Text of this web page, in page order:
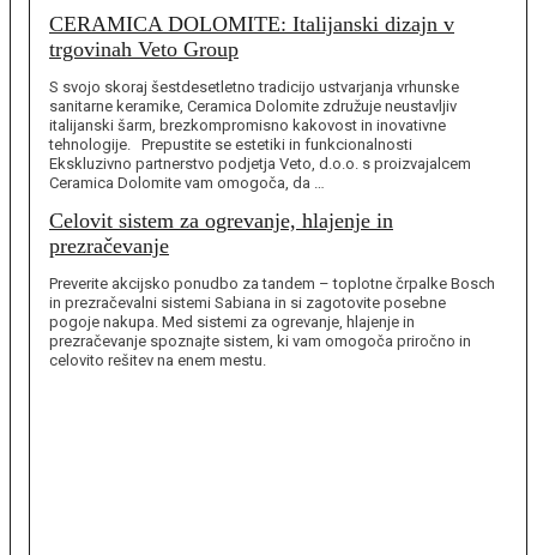
CERAMICA DOLOMITE: Italijanski dizajn v
trgovinah Veto Group
S svojo skoraj šestdesetletno tradicijo ustvarjanja vrhunske
sanitarne keramike, Ceramica Dolomite združuje neustavljiv
italijanski šarm, brezkompromisno kakovost in inovativne
tehnologije. Prepustite se estetiki in funkcionalnosti
Ekskluzivno partnerstvo podjetja Veto, d.o.o. s proizvajalcem
Ceramica Dolomite vam omogoča, da …
Celovit sistem za ogrevanje, hlajenje in
prezračevanje
Preverite akcijsko ponudbo za tandem – toplotne črpalke Bosch
in prezračevalni sistemi Sabiana in si zagotovite posebne
pogoje nakupa. Med sistemi za ogrevanje, hlajenje in
prezračevanje spoznajte sistem, ki vam omogoča priročno in
celovito rešitev na enem mestu.